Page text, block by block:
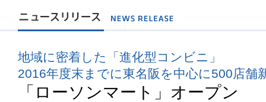
地域に密着した「進化型コンビニ」
2016年度末までに東名阪を中心に500店舗
「ローソンマート」オープン